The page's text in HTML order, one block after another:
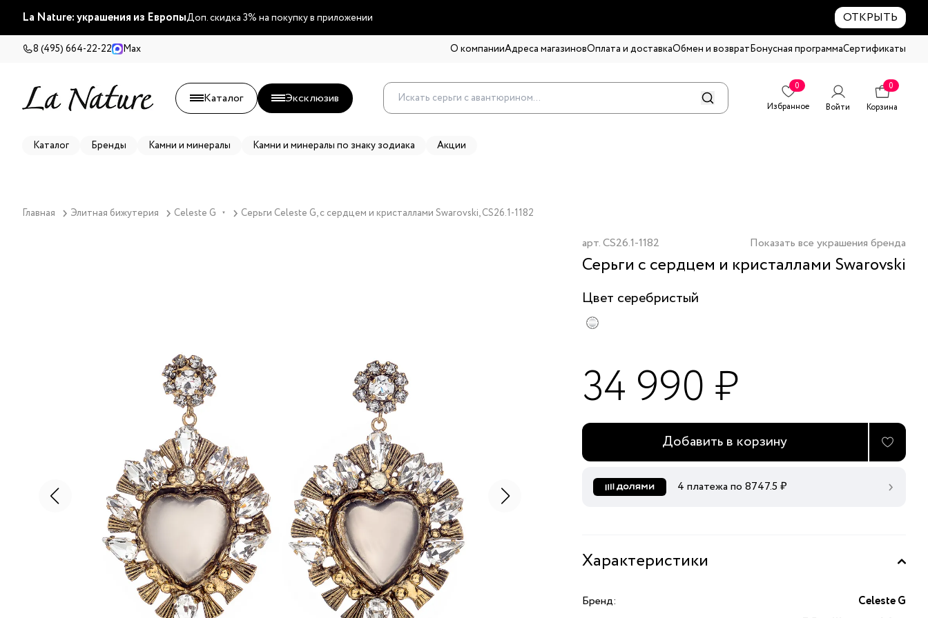
La Nature: украшения из ЕвропыДоп. скидка 3% на покупку в приложении ОТКРЫТЬ
8 (495) 664-22-22 Max О компанииАдреса магазиновОплата и доставкаОбмен и возвратБонусная программаСертификаты
Каталог Эксклюзив
0
Избранное
Войти
0
Корзина
Каталог Бренды Камни и минералы Камни и минералы по знаку зодиака Акции
Главная Элитная бижутерия Celeste G ▼ Серьги Celeste G, с сердцем и кристаллами Swarovski, CS26.1-1182
арт.CS26.1-1182 Показать все украшения бренда
Серьги с сердцем и кристаллами Swarovski
Цвет серебристый
34 990 ₽
Добавить в корзину
4 платежа по 8747.5 ₽
Характеристики
Бренд:
Celeste G